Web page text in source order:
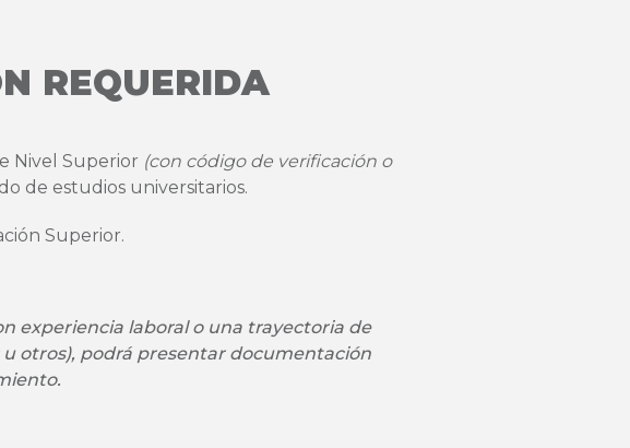
REQUERIDA
Nivel Superior (con código de verificación o
de estudios universitarios.
Superior.
experiencia laboral o una trayectoria de
otros), podrá presentar documentación